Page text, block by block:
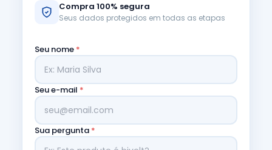
Compra 100% segura
Seus dados protegidos em todas as etapas
Seu nome *
Seu e-mail *
Sua pergunta *